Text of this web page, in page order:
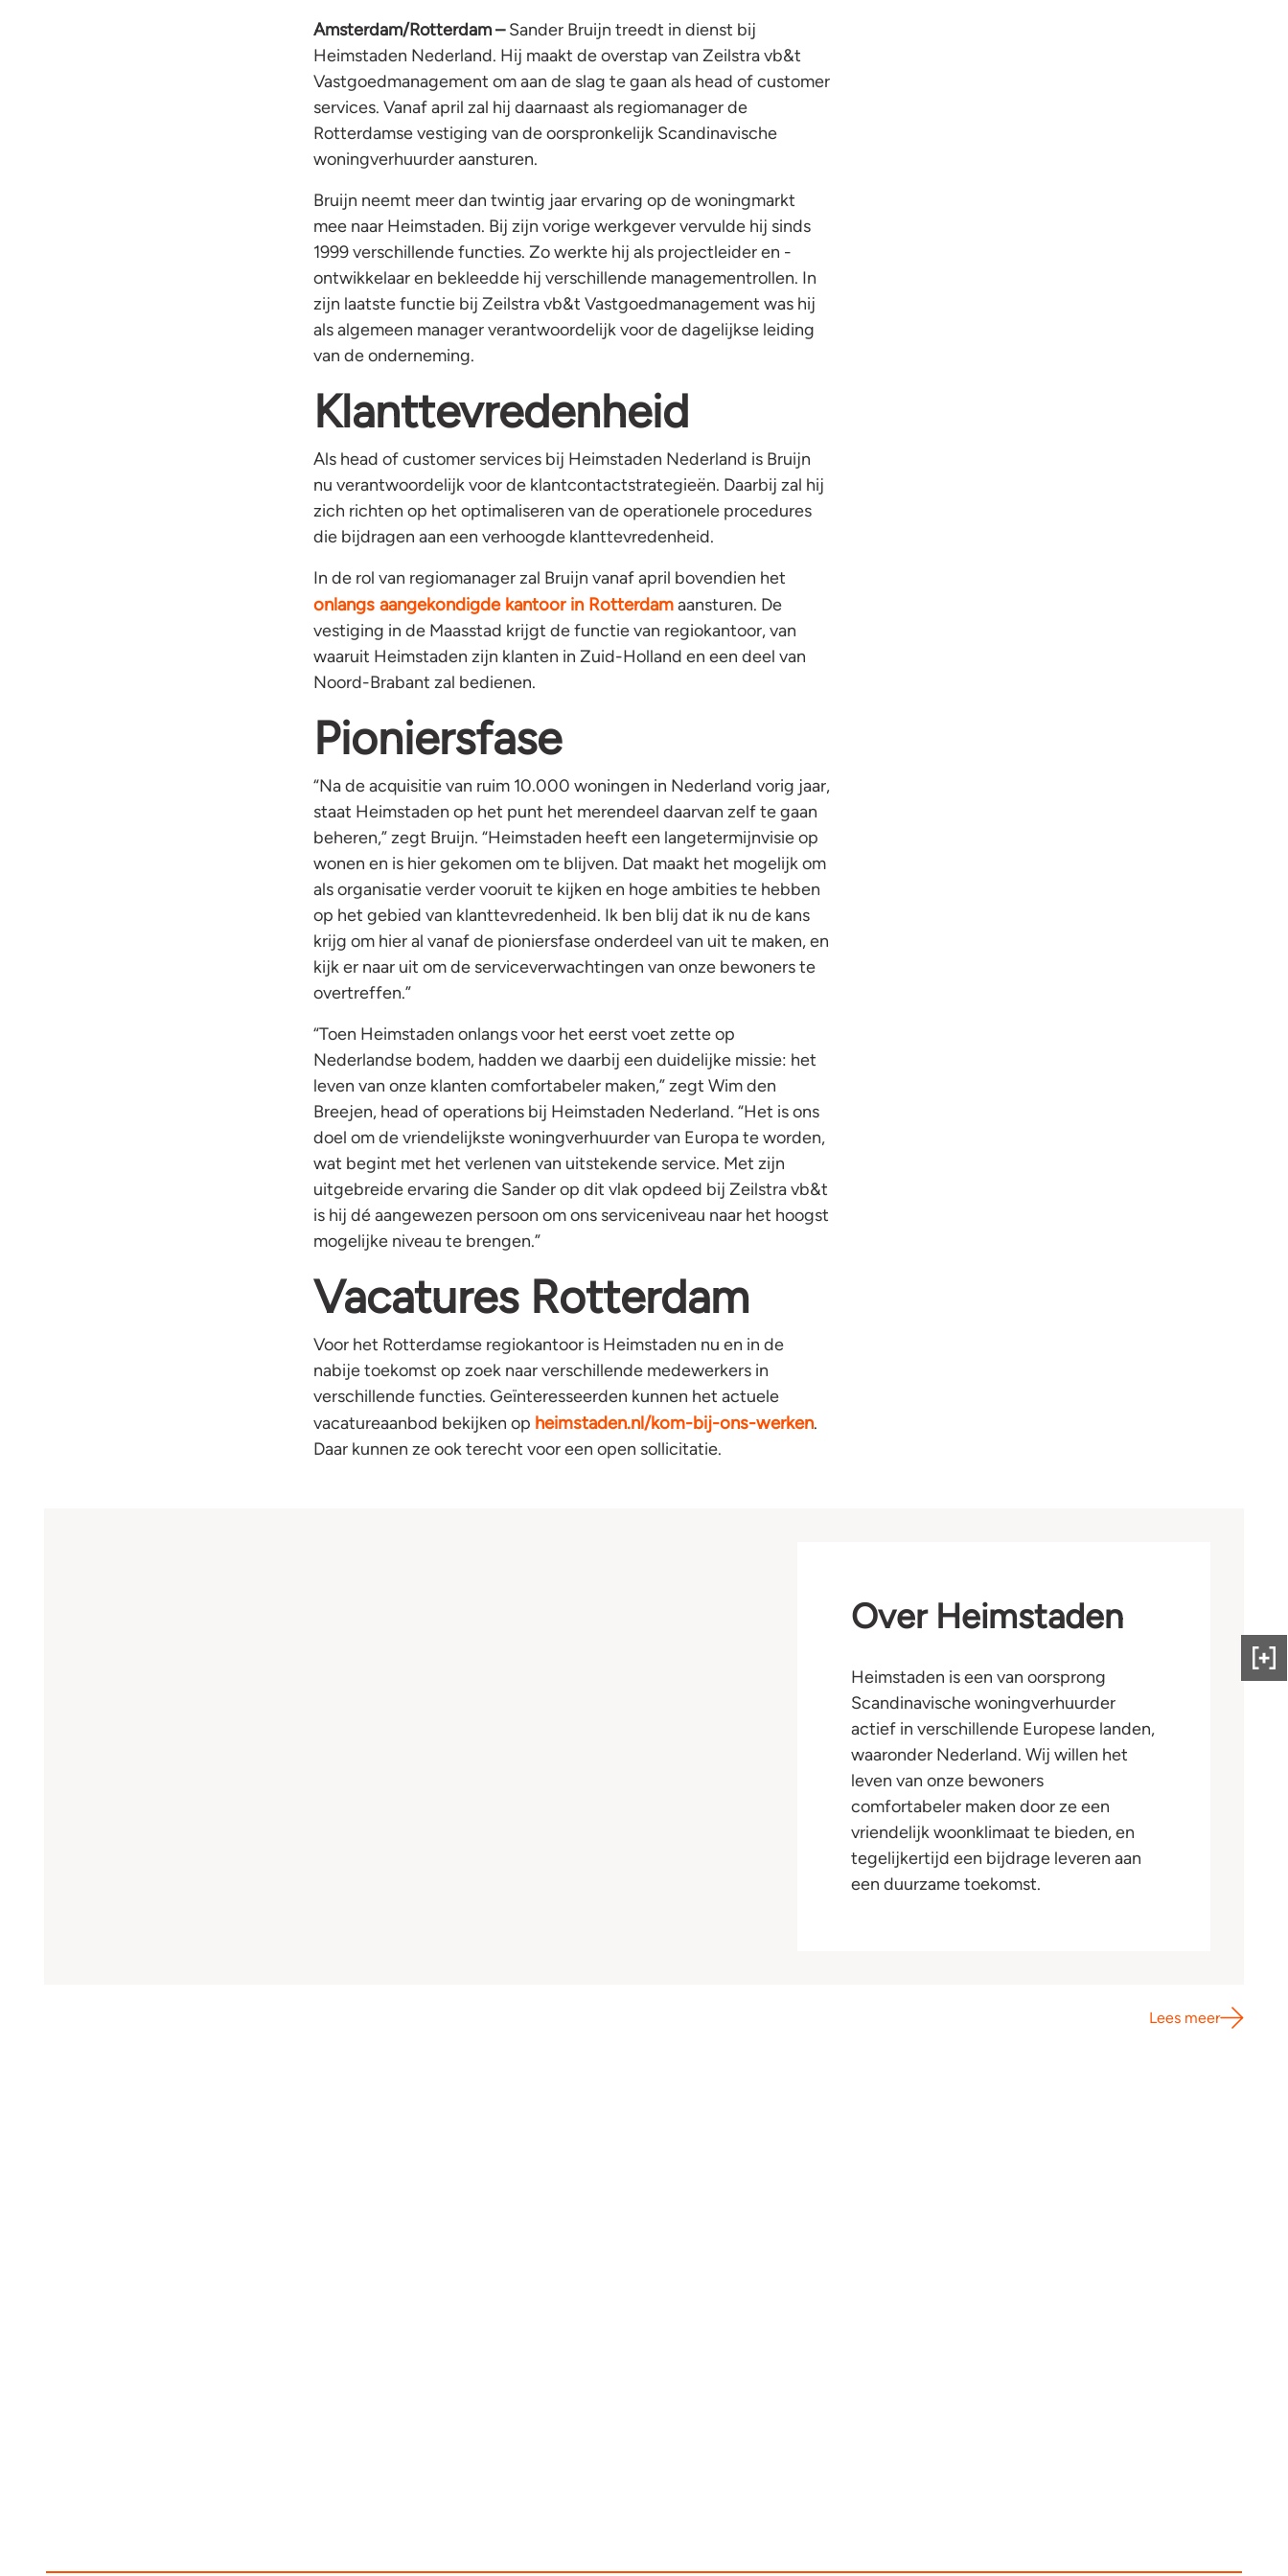
Amsterdam/Rotterdam –Sander Bruijn treedt in dienst bij
Heimstaden Nederland. Hij maakt de overstap van Zeilstra vb&t
Vastgoedmanagement om aan de slag te gaan als head of customer
services. Vanaf april zal hij daarnaast als regiomanager de
Rotterdamse vestiging van de oorspronkelijk Scandinavische
woningverhuurder aansturen.
Bruijn neemt meer dan twintig jaar ervaring op de woningmarkt
mee naar Heimstaden. Bij zijn vorige werkgever vervulde hij sinds
1999 verschillende functies. Zo werkte hij als projectleider en -
ontwikkelaar en bekleedde hij verschillende managementrollen. In
zijn laatste functie bij Zeilstra vb&t Vastgoedmanagement was hij
als algemeen manager verantwoordelijk voor de dagelijkse leiding
van de onderneming.
Klanttevredenheid
Als head of customer services bij Heimstaden Nederland is Bruijn
nu verantwoordelijk voor de klantcontactstrategieën. Daarbij zal hij
zich richten op het optimaliseren van de operationele procedures
die bijdragen aan een verhoogde klanttevredenheid.
In de rol van regiomanager zal Bruijn vanaf april bovendien het
onlangs aangekondigde kantoor in Rotterdamaansturen. De
vestiging in de Maasstad krijgt de functie van regiokantoor, van
waaruit Heimstaden zijn klanten in Zuid-Holland en een deel van
Noord-Brabant zal bedienen.
Pioniersfase
“Na de acquisitie van ruim 10.000 woningen in Nederland vorig jaar,
staat Heimstaden op het punt het merendeel daarvan zelf te gaan
beheren,” zegt Bruijn. “Heimstaden heeft een langetermijnvisie op
wonen en is hier gekomen om te blijven. Dat maakt het mogelijk om
als organisatie verder vooruit te kijken en hoge ambities te hebben
op het gebied van klanttevredenheid. Ik ben blij dat ik nu de kans
krijg om hier al vanaf de pioniersfase onderdeel van uit te maken, en
kijk er naar uit om de serviceverwachtingen van onze bewoners te
overtreffen.”
“Toen Heimstaden onlangs voor het eerst voet zette op
Nederlandse bodem, hadden we daarbij een duidelijke missie: het
leven van onze klanten comfortabeler maken,” zegt Wim den
Breejen, head of operations bij Heimstaden Nederland. “Het is ons
doel om de vriendelijkste woningverhuurder van Europa te worden,
wat begint met het verlenen van uitstekende service. Met zijn
uitgebreide ervaring die Sander op dit vlak opdeed bij Zeilstra vb&t
is hij dé aangewezen persoon om ons serviceniveau naar het hoogst
mogelijke niveau te brengen.”
Vacatures Rotterdam
Voor het Rotterdamse regiokantoor is Heimstaden nu en in de
nabije toekomst op zoek naar verschillende medewerkers in
verschillende functies. Geïnteresseerden kunnen het actuele
vacatureaanbod bekijken op heimstaden.nl/kom-bij-ons-werken.
Daar kunnen ze ook terecht voor een open sollicitatie.
Over Heimstaden
Heimstaden is een van oorsprong
Scandinavische woningverhuurder
actief in verschillende Europese landen,
waaronder Nederland. Wij willen het
leven van onze bewoners
comfortabeler maken door ze een
vriendelijk woonklimaat te bieden, en
tegelijkertijd een bijdrage leveren aan
een duurzame toekomst.
Lees meer